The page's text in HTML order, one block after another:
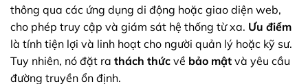
thông qua các ứng dụng di động hoặc giao diện web,
cho phép truy cập và giám sát hệ thống từ xa. Ưu điểm
là tính tiện lợi và linh hoạt cho người quản lý hoặc kỹ sư.
Tuy nhiên, nó đặt ra thách thức về bảo mật và yêu cầu
đường truyền ổn định.